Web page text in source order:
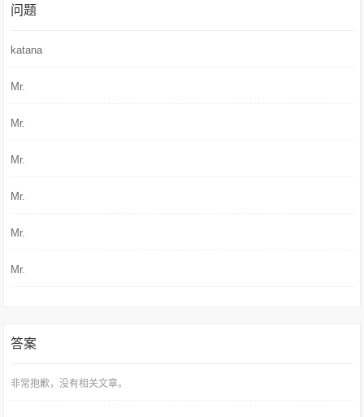
问题
katana
Mr.
Mr.
Mr.
Mr.
Mr.
Mr.
答案
非常抱歉，没有相关文章。